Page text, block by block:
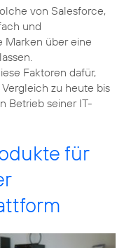
von Salesforce,
und
Marken über eine
Faktoren dafür,
zu heute bis
Betrieb seiner IT-
für